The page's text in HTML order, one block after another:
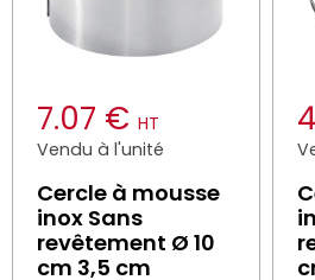
7.07 € HT
Vendu à l'unité
Cercle à mousse
inox Sans
revêtement Ø 10
cm 3,5 cm